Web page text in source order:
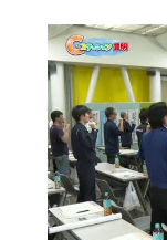
作業の間は
テナンス中
ん。
ご不便をお
よろしくお